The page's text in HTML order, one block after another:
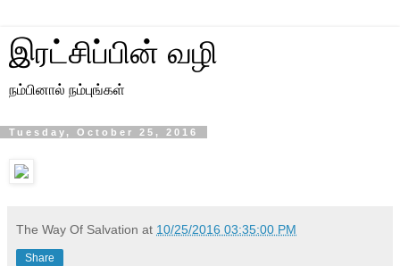
இரட்சிப்பின் வழி
நம்பினால் நம்புங்கள்
Tuesday, October 25, 2016
The Way Of Salvation at 10/25/2016 03:35:00 PM
Share